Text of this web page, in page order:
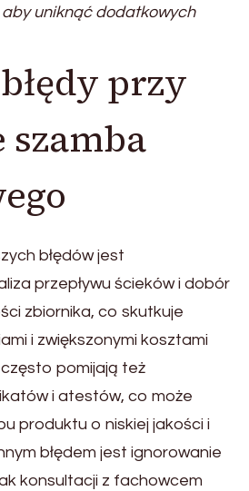
uniknąć dodatkowych
przy
błędów jest
przepływu ścieków i dobór
zbiornika, co skutkuje
i zwiększonymi kosztami
pomijają też
i atestów, co może
produktu o niskiej jakości i
błędem jest ignorowanie
konsultacji z fachowcem